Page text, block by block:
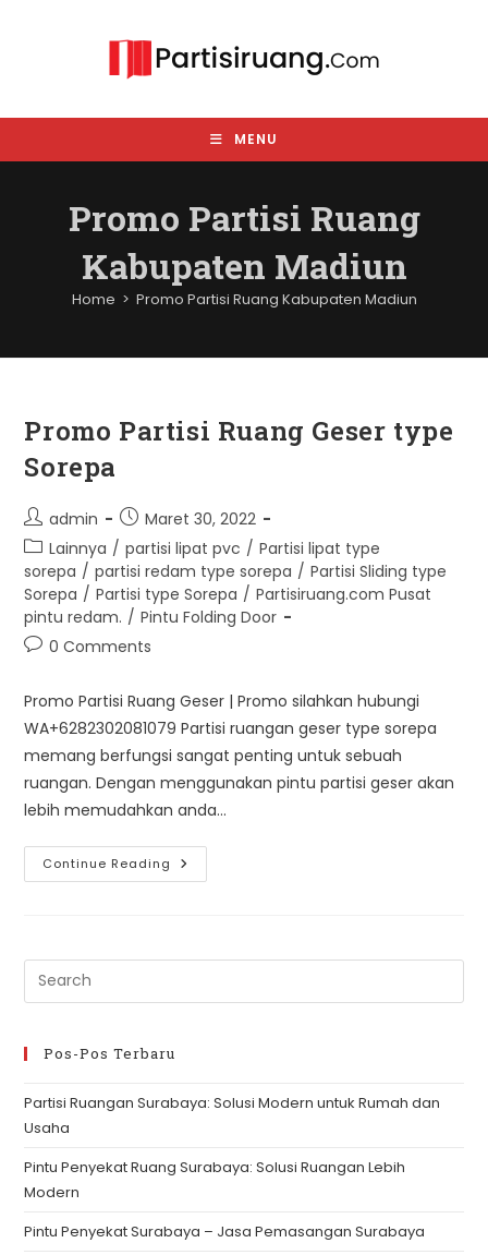
MENU
Promo Partisi Ruang
Kabupaten Madiun
Home > Promo Partisi Ruang Kabupaten Madiun
Promo Partisi Ruang Geser type
Sorepa
Post
author:
admin
Post
published:
Maret 30, 2022
Post
category:
Lainnya / partisi lipat pvc / Partisi lipat type
sorepa / partisi redam type sorepa / Partisi Sliding type
Sorepa / Partisi type Sorepa / Partisiruang.com Pusat
pintu redam. / Pintu Folding Door
Post0 Comments
Promo Partisi Ruang Geser | Promo silahkan hubungi
WA+6282302081079 Partisi ruangan geser type sorepa
memang berfungsi sangat penting untuk sebuah
ruangan. Dengan menggunakan pintu partisi geser akan
lebih memudahkan anda…
Continue Reading Promo
Partisi
Pos-Pos Terbaru
Partisi Ruangan Surabaya: Solusi Modern untuk Rumah dan
Usaha
Pintu Penyekat Ruang Surabaya: Solusi Ruangan Lebih
Modern
Pintu Penyekat Surabaya – Jasa Pemasangan Surabaya